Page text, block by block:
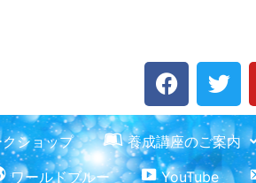
F
a
c
e
b
T
w
i
t
t
ショップ 養成講座のご案内
ワールドブルー YouTube